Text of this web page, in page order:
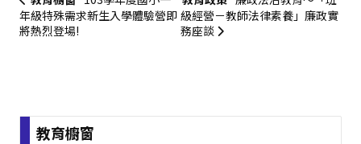
年級特殊需求新生入學體驗營即
將熱烈登場!
級經營－教師法律素養」廉政實
務座談
:::教育櫥窗